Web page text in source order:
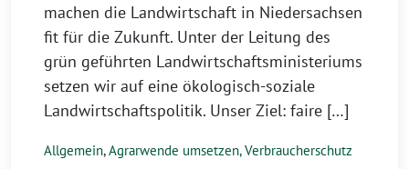
machen die Landwirtschaft in Niedersachsen
fit für die Zukunft. Unter der Leitung des
grün geführten Landwirtschaftsministeriums
setzen wir auf eine ökologisch-soziale
Landwirtschaftspolitik. Unser Ziel: faire […]
Allgemein,Agrarwende umsetzen, Verbraucherschutz